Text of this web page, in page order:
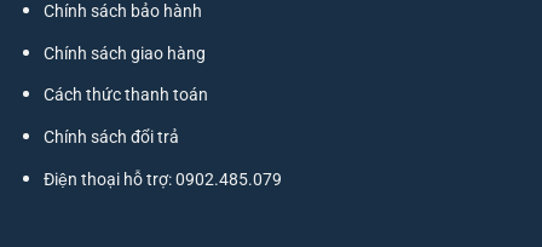
Chính sách bảo hành
Chính sách giao hàng
Cách thức thanh toán
Chính sách đổi trả
Điện thoại hỗ trợ: 0902.485.079